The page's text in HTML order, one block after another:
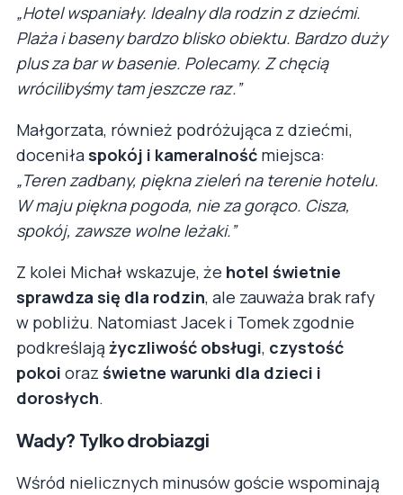
„Hotel wspaniały. Idealny dla rodzin z dziećmi.
Plaża i baseny bardzo blisko obiektu. Bardzo duży
plus za bar w basenie. Polecamy. Z chęcią
wrócilibyśmy tam jeszcze raz.”
Małgorzata, również podróżująca z dziećmi,
doceniła spokój i kameralność miejsca:
„Teren zadbany, piękna zieleń na terenie hotelu.
W maju piękna pogoda, nie za gorąco. Cisza,
spokój, zawsze wolne leżaki.”
Z kolei Michał wskazuje, że hotel świetnie
sprawdza się dla rodzin, ale zauważa brak rafy
w pobliżu. Natomiast Jacek i Tomek zgodnie
podkreślają życzliwość obsługi, czystość
pokoi oraz świetne warunki dla dzieci i
dorosłych.
Wady? Tylko drobiazgi
Wśród nielicznych minusów goście wspominają